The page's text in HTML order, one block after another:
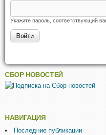
Укажите пароль, соответствующий
СБОР НОВОСТЕЙ
НАВИГАЦИЯ
Последние публикации